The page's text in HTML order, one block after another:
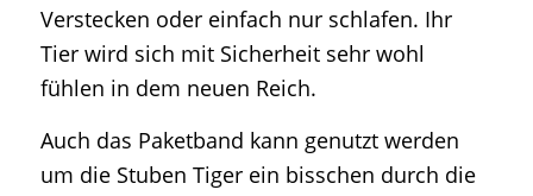
Verstecken oder einfach nur schlafen. Ihr
Tier wird sich mit Sicherheit sehr wohl
fühlen in dem neuen Reich.
Auch das Paketband kann genutzt werden
um die Stuben Tiger ein bisschen durch die